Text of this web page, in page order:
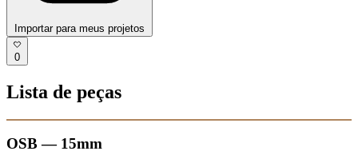
Importar para meus projetos
0
Lista de peças
OSB — 15mm